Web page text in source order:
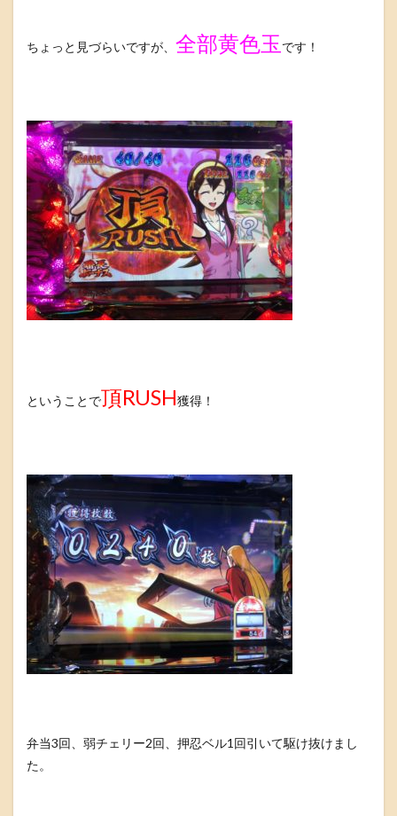
ちょっと見づらいですが、 全部黄色玉 です！
ということで頂RUSH獲得！
弁当3回、弱チェリー2回、押忍ベル1回引いて駆け抜けまし
た。